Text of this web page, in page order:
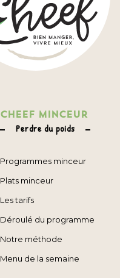
CHEEF MINCEUR
Perdre du poids
Programmes minceur
Plats minceur
Les tarifs
Déroulé du programme
Notre méthode
Menu de la semaine